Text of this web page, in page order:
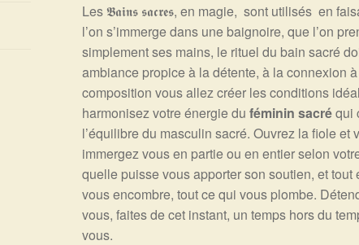
Les 𝕭𝖆𝖎𝖓𝖘 𝖘𝖆𝖈𝖗𝖊𝖘, en magie, sont utilisés en
l’on s’immerge dans une baignoire, que l’on
simplement ses mains, le rituel du bain sacré
ambiance propice à la détente, à la connexion
composition vous allez créer les conditions
harmonisez votre énergie du féminin sacréqui
l’équilibre du masculin sacré. Ouvrez la fiole
immergez vous en partie ou en entier selon
quelle puisse vous apporter son soutien, et
vous encombre, tout ce qui vous plombe.
vous, faites de cet instant, un temps hors du
vous.